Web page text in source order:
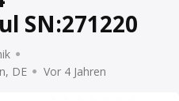
SN:271220
DE
Vor 4 Jahren